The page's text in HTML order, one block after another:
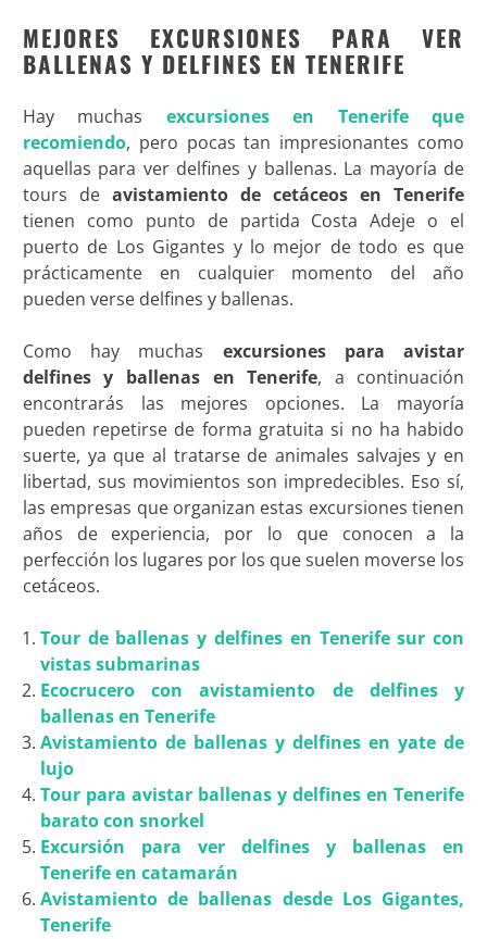
MEJORES EXCURSIONES PARA VER
BALLENAS Y DELFINES EN TENERIFE
Hay muchas excursiones en Tenerife que
recomiendo, pero pocas tan impresionantes como
aquellas para ver delfines y ballenas. La mayoría de
tours de avistamiento de cetáceos en Tenerife
tienen como punto de partida Costa Adeje o el
puerto de Los Gigantes y lo mejor de todo es que
prácticamente en cualquier momento del año
pueden verse delfines y ballenas.
Como hay muchas excursiones para avistar
delfines y ballenas en Tenerife, a continuación
encontrarás las mejores opciones. La mayoría
pueden repetirse de forma gratuita si no ha habido
suerte, ya que al tratarse de animales salvajes y en
libertad, sus movimientos son impredecibles. Eso sí,
las empresas que organizan estas excursiones tienen
años de experiencia, por lo que conocen a la
perfección los lugares por los que suelen moverse los
cetáceos.
Tour de ballenas y delfines en Tenerife sur con
vistas submarinas
Ecocrucero con avistamiento de delfines y
ballenas en Tenerife
Avistamiento de ballenas y delfines en yate de
lujo
Tour para avistar ballenas y delfines en Tenerife
barato con snorkel
Excursión para ver delfines y ballenas en
Tenerife en catamarán
Avistamiento de ballenas desde Los Gigantes,
Tenerife